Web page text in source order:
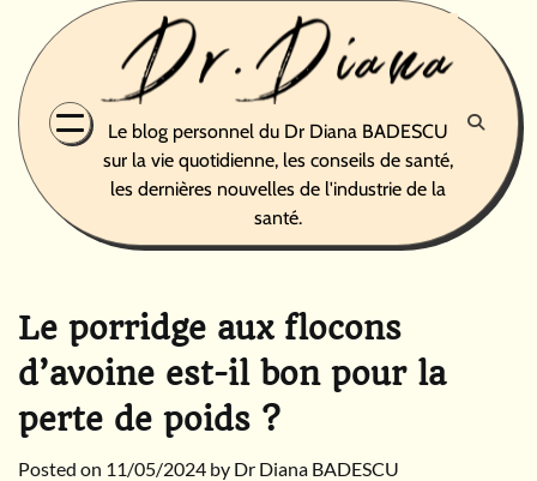
content
Le blog personnel du Dr Diana BADESCU
sur la vie quotidienne, les conseils de santé,
les dernières nouvelles de l'industrie de la
santé.
Le porridge aux flocons
d’avoine est-il bon pour la
perte de poids ?
Posted on 11/05/2024 by Dr Diana BADESCU